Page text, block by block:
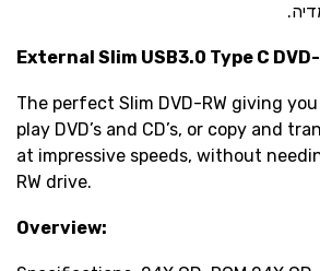
External Slim USB3.0 Type C
The perfect Slim DVD-RW giving
play DVD’s and CD’s, or copy and
at impressive speeds, without
RW drive.
Overview: